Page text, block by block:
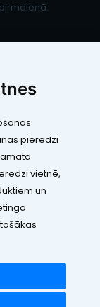
pieredzi
vietnē,
un
21%